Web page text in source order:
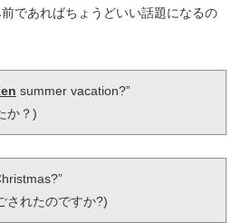
であればちょうどいい話題になるの
summer vacation?”
か？)
れたのですか?)